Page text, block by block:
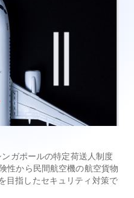
ガポールの特定荷送人制度
性から民間航空機の航空貨物
目指したセキュリティ対策で